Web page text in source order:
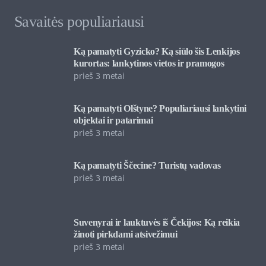
Savaitės populiariausi
Ką pamatyti Gyzicko? Ką siūlo šis Lenkijos
kurortas: lankytinos vietos ir pramogos
prieš 3 metai
Ką pamatyti Olštyne? Populiariausi lankytini
objektai ir patarimai
prieš 3 metai
Ką pamatyti Ščecine? Turistų vadovas
prieš 3 metai
Suvenyrai ir lauktuvės iš Čekijos: Ką reikia
žinoti pirkdami atsivežimui
prieš 3 metai